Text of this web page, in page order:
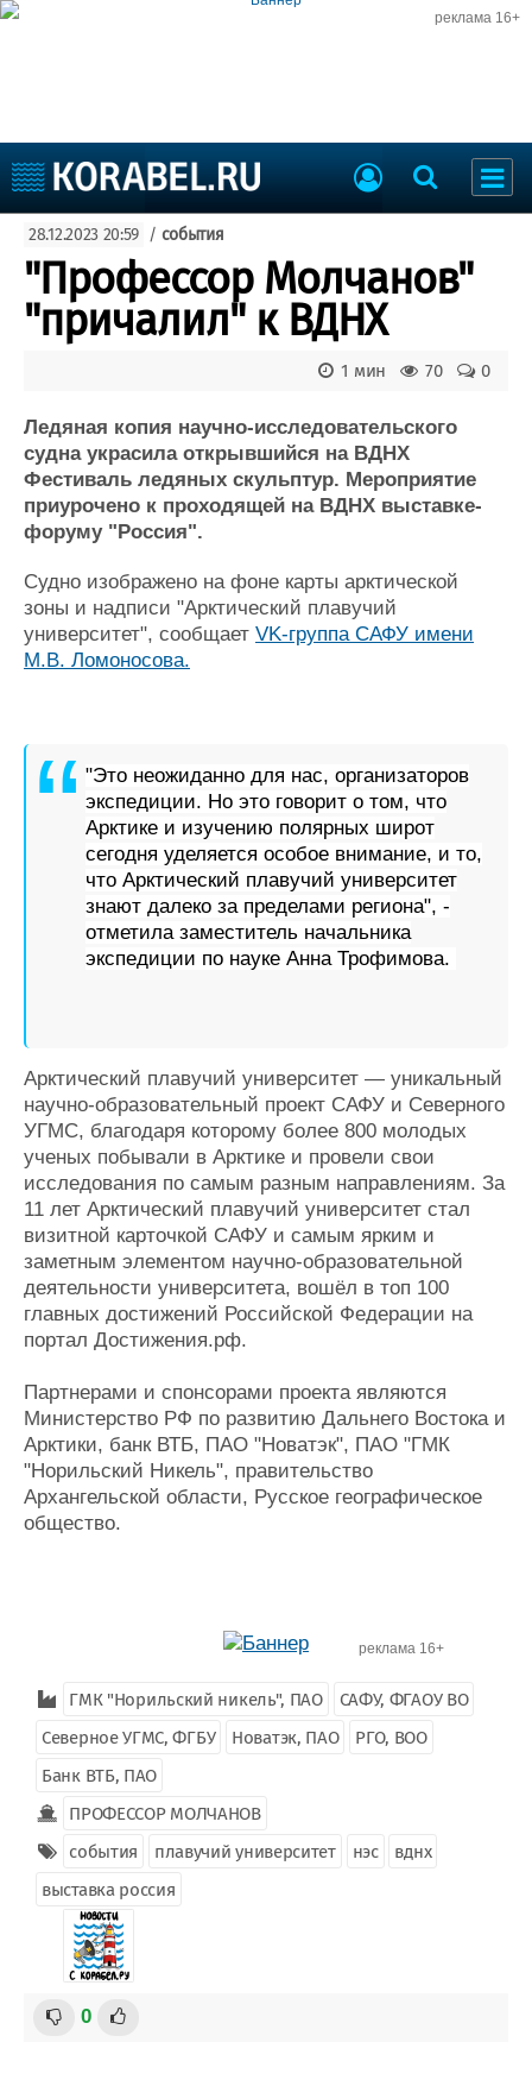
реклама 16+
Судоходство
Судоремонт
События
Пресс-релизы
Рыболовство
Еще
Судостроение
Пульс
Новости
Репутация
Работа
Крюинг
Журнал
Торговая площадка
Доска объявлений
Изделия
Материалы
Услуги
Конференции
Выставки и семинары
Личности
Словарь
Флот
Галерея флота
Форум
Отзывы
Все службы
28.12.2023 20:59 / события
"Профессор Молчанов"
"причалил" к ВДНХ
0
70
1 мин
Ледяная копия научно-исследовательского
судна украсила открывшийся на ВДНХ
Фестиваль ледяных скульптур. Мероприятие
приурочено к проходящей на ВДНХ выставке-
форуму "Россия".
Судно изображено на фоне карты арктической
зоны и надписи "Арктический плавучий
университет", сообщает VK-группа САФУ имени
М.В. Ломоносова.
"Это неожиданно для нас, организаторов
экспедиции. Но это говорит о том, что
Арктике и изучению полярных широт
сегодня уделяется особое внимание, и то,
что Арктический плавучий университет
знают далеко за пределами региона", -
отметила заместитель начальника
экспедиции по науке Анна Трофимова.
Арктический плавучий университет — уникальный
научно-образовательный проект САФУ и Северного
УГМС, благодаря которому более 800 молодых
ученых побывали в Арктике и провели свои
исследования по самым разным направлениям. За
11 лет Арктический плавучий университет стал
визитной карточкой САФУ и самым ярким и
заметным элементом научно-образовательной
деятельности университета, вошёл в топ 100
главных достижений Российской Федерации на
портал Достижения.рф.
Партнерами и спонсорами проекта являются
Министерство РФ по развитию Дальнего Востока и
Арктики, банк ВТБ, ПАО "Новатэк", ПАО "ГМК
"Норильский Никель", правительство
Архангельской области, Русское географическое
общество.
реклама 16+
ГМК "Норильский никель", ПАО
САФУ, ФГАОУ ВО
Северное УГМС, ФГБУ
Новатэк, ПАО
РГО, ВОО
Банк ВТБ, ПАО
ПРОФЕССОР МОЛЧАНОВ
события
плавучий университет нэс
вднх
выставка россия
0